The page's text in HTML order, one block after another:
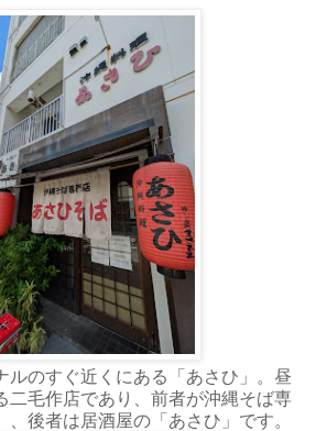
ルのすぐ近くにある「あさひ」。昼
二毛作店であり、前者が沖縄そば専
、後者は居酒屋の「あさひ」です。